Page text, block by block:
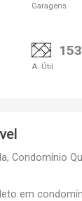
Garagens
A. Útil
Condomínio
em